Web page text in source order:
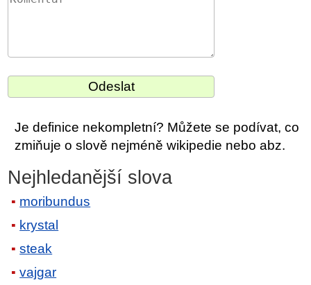
Je definice nekompletní? Můžete se podívat, co
zmiňuje o slově nejméně wikipedie nebo abz.
Nejhledanější slova
moribundus
krystal
steak
vajgar